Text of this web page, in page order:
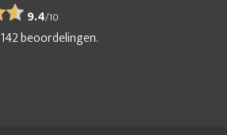
9.4/10
142beoordelingen.